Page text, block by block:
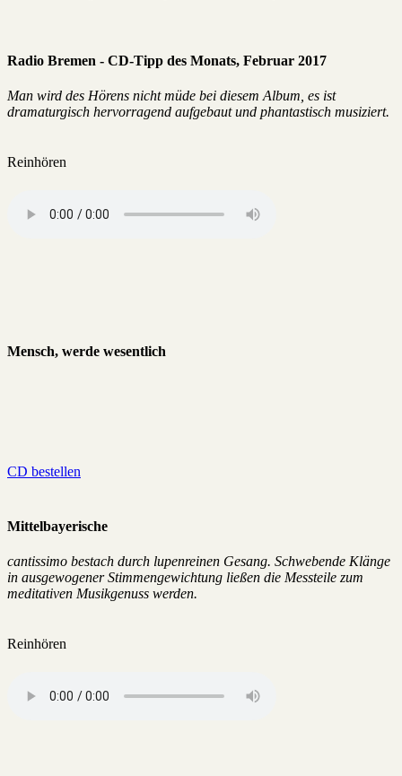
Radio Bremen - CD-Tipp des Monats, Februar 2017
Man wird des Hörens nicht müde bei diesem Album, es ist
dramaturgisch hervorragend aufgebaut und phantastisch musiziert.
Reinhören
Mensch, werde wesentlich
CD bestellen
Mittelbayerische
cantissimo bestach durch lupenreinen Gesang. Schwebende Klänge
in ausgewogener Stimmengewichtung ließen die Messteile zum
meditativen Musikgenuss werden.
Reinhören